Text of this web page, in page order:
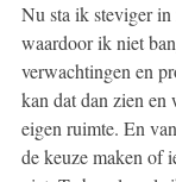
Nu sta ik steviger
waardoor ik niet
verwachtingen en
kan dat dan zien en
eigen ruimte. En
de keuze maken of